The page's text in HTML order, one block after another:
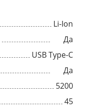
Li-Ion
Да
USB Type-C
Да
5200
45